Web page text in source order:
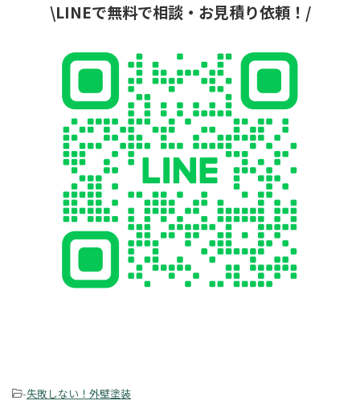
\LINEで無料で相談・お見積り依頼！/
-失敗しない！外壁塗装